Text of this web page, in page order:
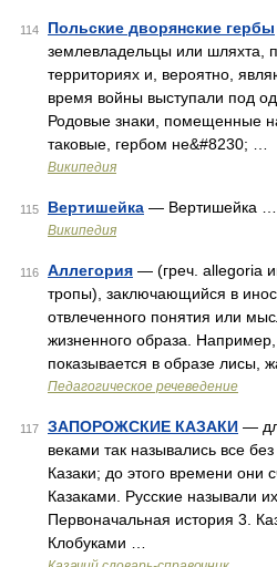
114 Польские дворянские гербы
землевладельцы или шляхта,
территориях и, вероятно,
время войны выступали под
Родовые знаки, помещенные
таковые, гербом не&#8230; …
Википедия
115 Вертишейка — Вертишейка …
Википедия
116 Аллегория — (греч. allegoria
тропы), заключающийся в
отвлеченного понятия или
жизненного образа. Например,
показывается в образе лисы,
Педагогическое речеведение
117 ЗАПОРОЖСКИЕ КАЗАКИ —
веками так назывались все
Казаки; до этого времени они
Казаками. Русские называли
Первоначальная история 3.
Клобуками …